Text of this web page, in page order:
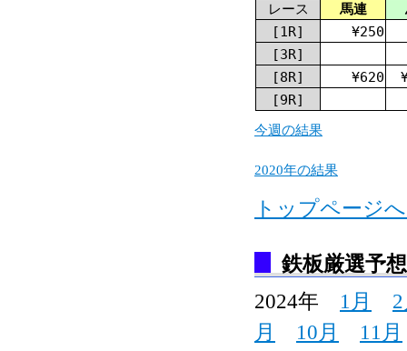
レース
馬連
[1R]
¥250
[3R]
[8R]
¥620
[9R]
今週の結果
2020年の結果
トップページ
鉄板厳選予
2024年 1月
月
10月
11月